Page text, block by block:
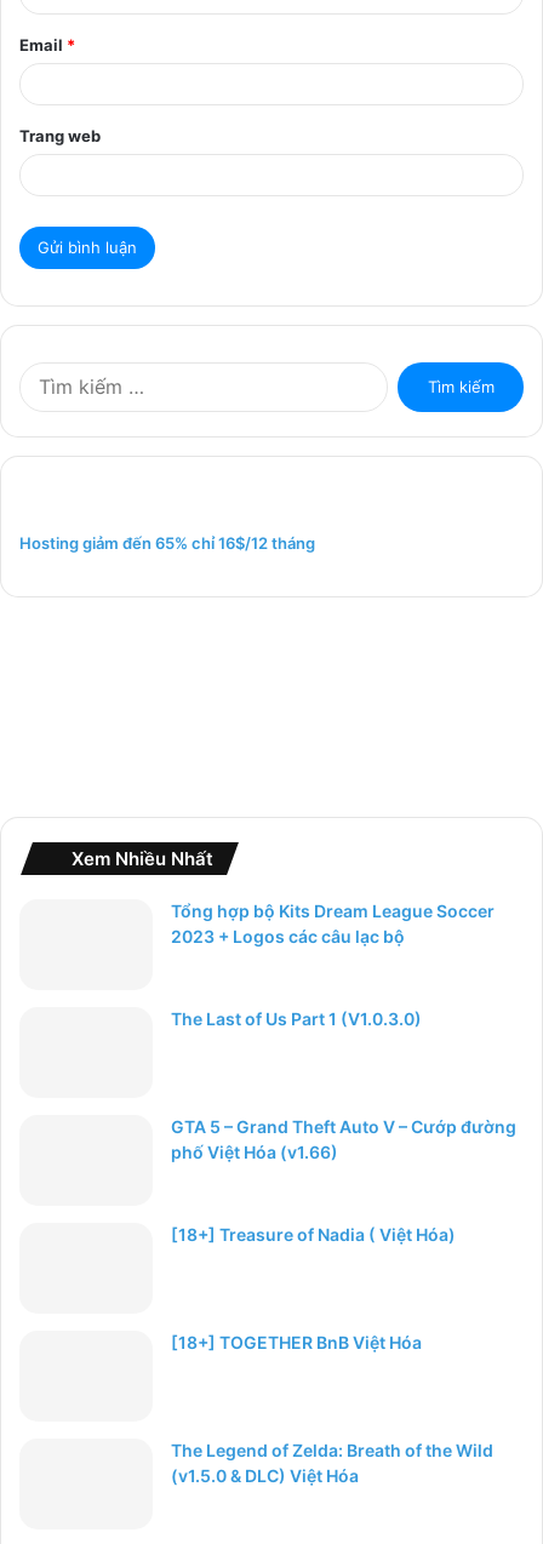
Email *
Trang web
o
Hosting giảm đến 65% chỉ 16$/12 tháng
Xem Nhiều Nhất
Tổng hợp bộ Kits Dream League Soccer
2023 + Logos các câu lạc bộ
The Last of Us Part 1 (V1.0.3.0)
GTA 5 – Grand Theft Auto V – Cướp đường
phố Việt Hóa (v1.66)
[18+] Treasure of Nadia ( Việt Hóa)
[18+] TOGETHER BnB Việt Hóa
The Legend of Zelda: Breath of the Wild
(v1.5.0 & DLC) Việt Hóa